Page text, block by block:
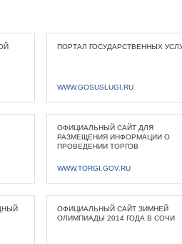
ПОРТАЛ ГОСУДАРСТВЕННЫХ
WWW.GOSUSLUGI.RU
ОФИЦИАЛЬНЫЙ САЙТ ДЛЯ
РАЗМЕЩЕНИЯ ИНФОРМАЦИИ О
ПРОВЕДЕНИИ ТОРГОВ
WWW.TORGI.GOV.RU
ОФИЦИАЛЬНЫЙ САЙТ ЗИМНЕЙ
ОЛИМПИАДЫ 2014 ГОДА В СОЧИ